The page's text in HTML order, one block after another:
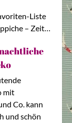
Liste
– Zeit…
mit
Co. kann
und schön